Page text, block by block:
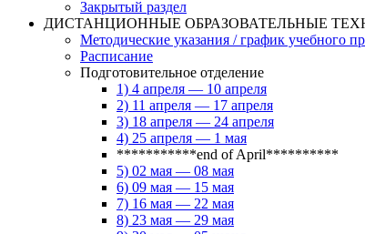
Закрытый раздел
ДИСТАНЦИОННЫЕ ОБРАЗОВАТЕЛЬНЫЕ
Методические указания / график учебного
Расписание
Подготовительное отделение
1) 4 апреля — 10 апреля
2) 11 апреля — 17 апреля
3) 18 апреля — 24 апреля
4) 25 апреля — 1 мая
***********end of April**********
5) 02 мая — 08 мая
6) 09 мая — 15 мая
7) 16 мая — 22 мая
8) 23 мая — 29 мая